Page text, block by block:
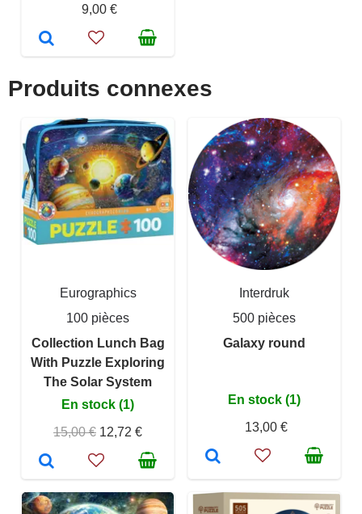
9,00 €
Produits connexes
Eurographics
100 pièces
Collection Lunch Bag
With Puzzle Exploring
The Solar System
En stock (1)
15,00 € 12,72 €
Interdruk
500 pièces
Galaxy round
En stock (1)
13,00 €